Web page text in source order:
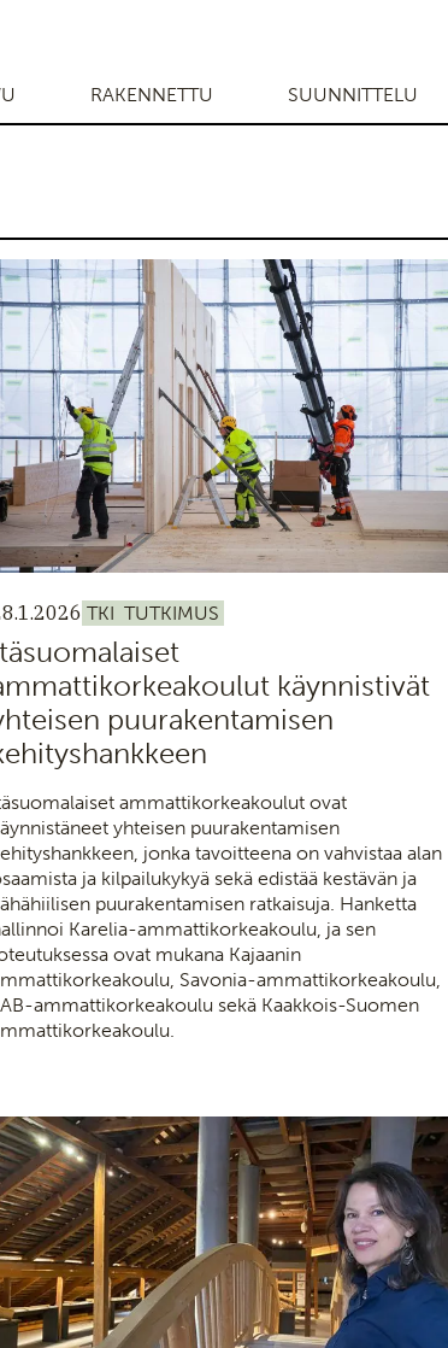
RAKENNETTU SUUNNITTELU
TKI TUTKIMUS
käynnistivät
puurakentamisen
ammattikorkeakoulut ovat
yhteisen puurakentamisen
jonka tavoitteena on vahvistaa alan
ja kilpailukykyä sekä edistää kestävän ja
puurakentamisen ratkaisuja. Hanketta
Karelia-ammattikorkeakoulu, ja sen
ovat mukana Kajaanin
Savonia-ammattikorkeakoulu,
ammattikorkeakoulu sekä Kaakkois-Suomen